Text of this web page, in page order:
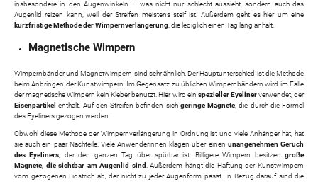
insbesondere in den Augenwinkeln – was nicht nur schlecht aussieht, sondern auch das
Augenlid reizen kann, weil der Streifen meistens steif ist. Außerdem geht es hier um eine
kurzfristige Methode der Wimpernverlängerung, die lediglich einen Tag lang anhält.
Magnetische Wimpern
Wimpernbänder und Magnetwimpern sind sehr ähnlich. Der Hauptunterschied ist die Methode
beim Anbringen der Kunstwimpern. Im Gegensatz zu üblichen Wimpernbändern wird im Falle
der magnetische Wimpern kein Kleber benutzt. Hier wird ein spezieller Eyelinerverwendet, der
Eisenpartikel enthält. Auf den Streifen befinden sich geringe Magnete, die durch die Formel
des Eyeliners gezogen werden.
Obwohl diese Methode der Wimpernverlängerung in Ordnung ist und viele Anhänger hat, hat
sie auch ein paar Nachteile. Viele Anwenderinnen klagen über einen unangenehmen Geruch
des Eyeliners, der den ganzen Tag über spürbar ist. Billigere Wimpern besitzengroße
Magnete, die sichtbar am Augenlid sind. Außerdem hängt die Haftung der Kunstwimpern
vom gezogenen Lidstrich ab, der nicht zu jeder Augenform passt. In Bezug darauf sind die